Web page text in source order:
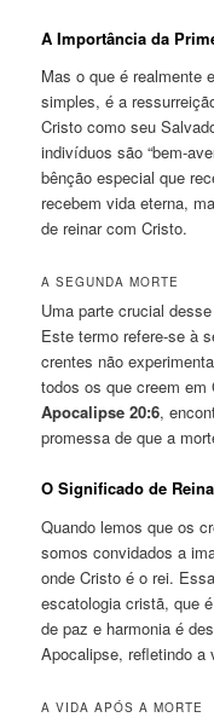
A Importância da
Mas o que é realmente
simples, é a
Cristo como seu
indivíduos são “bem-
bênção especial que
recebem vida eterna,
de reinar com Cristo.
A SEGUNDA MORTE
Uma parte crucial
Este termo refere-se à
crentes não
todos os que creem em
Apocalipse 20:6,
promessa de que a
O Significado de
Quando lemos que os
somos convidados a
onde Cristo é o rei.
escatologia cristã, que
de paz e harmonia é
Apocalipse, refletindo a
A VIDA APÓS A MORTE